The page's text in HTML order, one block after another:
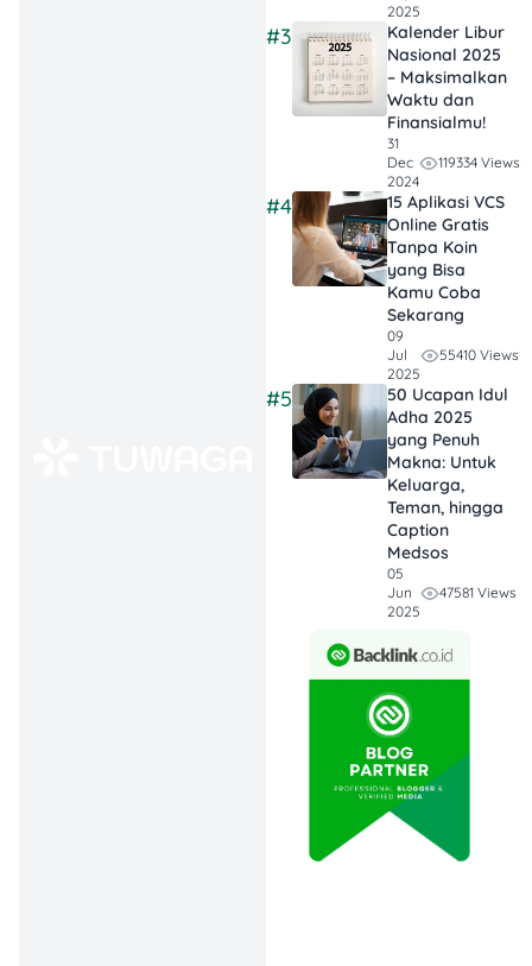
2025
#3
Kalender Libur
Nasional 2025
– Maksimalkan
Waktu dan
Finansialmu!
31
Dec
2024
119334 Views
#4
15 Aplikasi VCS
Online Gratis
Tanpa Koin
yang Bisa
Kamu Coba
Sekarang
09
Jul
2025
55410 Views
#5
50 Ucapan Idul
Adha 2025
yang Penuh
Makna: Untuk
Keluarga,
Teman, hingga
Caption
Medsos
05
Jun
2025
47581 Views